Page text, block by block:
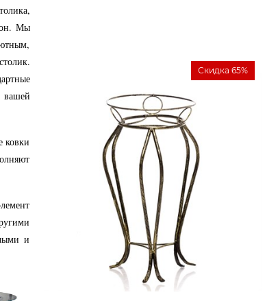
Мы
вашей
ковки
и
Скидка 65%